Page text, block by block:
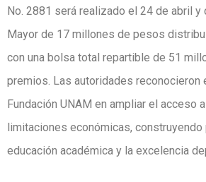
No. 2881 será realizado el 24 de abril y
Mayor de 17 millones de pesos
con una bolsa total repartible de 51
premios. Las autoridades reconocieron
Fundación UNAM en ampliar el acceso
limitaciones económicas, construyendo
educación académica y la excelencia